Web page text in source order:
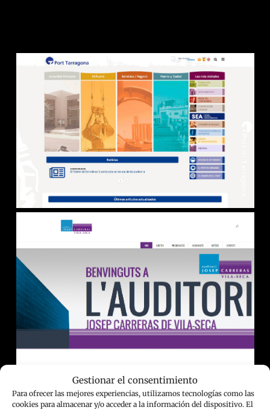
Gestionar el consentimiento
Para ofrecer las mejores experiencias, utilizamos tecnologías como las
cookies para almacenar y/o acceder a la información del dispositivo. El